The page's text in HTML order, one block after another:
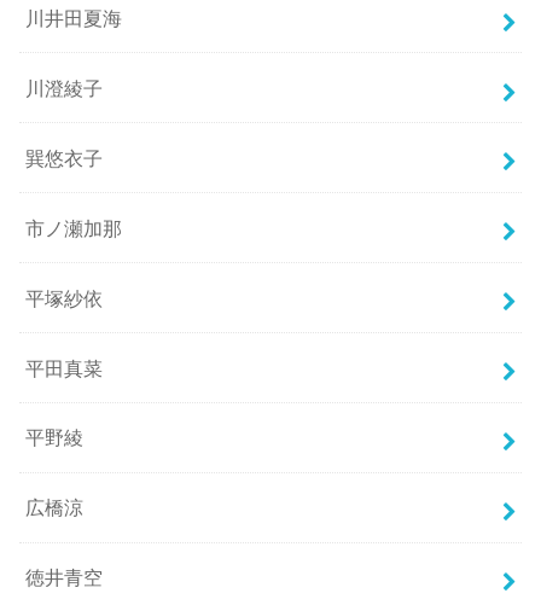
川井田夏海
川澄綾子
巽悠衣子
市ノ瀬加那
平塚紗依
平田真菜
平野綾
広橋涼
徳井青空